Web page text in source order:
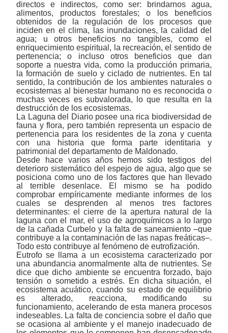
directos e indirectos, como ser: brindarnos agua,
alimentos, productos forestales; o los beneficios
obtenidos de la regulación de los procesos que
inciden en el clima, las inundaciones, la calidad del
agua; u otros beneficios no tangibles, como el
enriquecimiento espiritual, la recreación, el sentido de
pertenencia; o incluso otros beneficios que dan
soporte a nuestra vida, como la producción primaria,
la formación de suelo y ciclado de nutrientes. En tal
sentido, la contribución de los ambientes naturales o
ecosistemas al bienestar humano no es reconocida o
muchas veces es subvalorada, lo que resulta en la
destrucción de los ecosistemas.
La Laguna del Diario posee una rica biodiversidad de
fauna y flora, pero también representa un espacio de
pertenencia para los residentes de la zona y cuenta
con una historia que forma parte identitaria y
patrimonial del departamento de Maldonado.
Desde hace varios años hemos sido testigos del
deterioro sistemático del espejo de agua, algo que se
posiciona como uno de los factores que han llevado
al terrible desenlace. El mismo se ha podido
comprobar empíricamente mediante informes de los
cuales se desprenden al menos tres factores
determinantes: el cierre de la apertura natural de la
laguna con el mar, el uso de agroquímicos a lo largo
de la cañada Curbelo y la falta de saneamiento‒que
contribuye a la contaminación de las napas freáticas‒.
Todo esto contribuye al fenómeno de eutrofización.
Eutrofo se llama a un ecosistema caracterizado por
una abundancia anormalmente alta de nutrientes. Se
dice que dicho ambiente se encuentra forzado, bajo
tensión o sometido a estrés. En dicha situación, el
ecosistema acuático,cuando su estado de equilibrio
es alterado, reacciona, modificando su
funcionamiento, acelerando de esta manera procesos
indeseables. La falta de conciencia sobre el daño que
se ocasiona al ambiente y el manejo inadecuado de